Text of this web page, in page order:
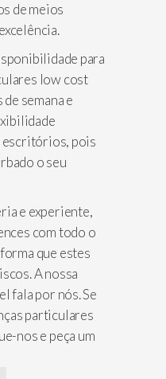
de meios
para
low cost
semana e
escritórios, pois
o seu
e experiente,
com todo o
que estes
A nossa
fala por nós. Se
particulares
nos e peça um